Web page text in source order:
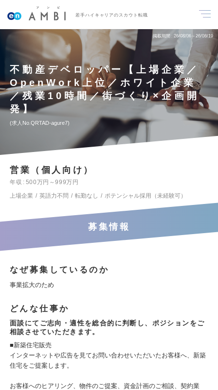
若手ハイキャリアのスカウト転職
掲載期間 26/08/06～26/08/19
不動産デベロッパー【上場企業／
OpenWork上位／ホワイト企業
／残業10時間／街づくり×企画開
発】
求人No.QRTAD-agure7
営業（個人向け）
年収
500万円～999万円
上場企業
英語力不問 転勤なし ポテンシャル採用（未経験可）
募集情報
なぜ募集しているのか
事業拡大のため
どんな仕事か
面談にてご志向・適性を総合的に判断し、ポジションをご
相談させていただきます。
■新築住宅販売
インターネットや広告を見てお問い合わせいただいたお客様へ、新築
住宅をご提案します。
お客様へのヒアリング、物件のご提案、資金計画のご相談、契約業